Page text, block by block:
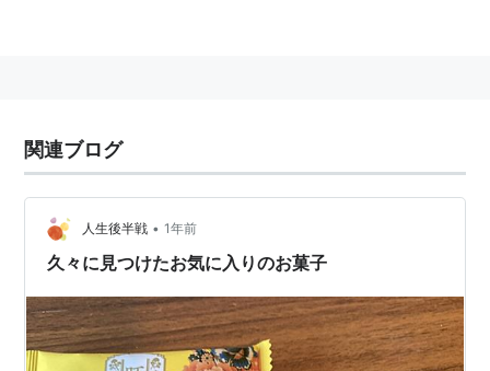
関連ブログ
人生後半戦 • 1年前
久々に見つけたお気に入りのお菓子